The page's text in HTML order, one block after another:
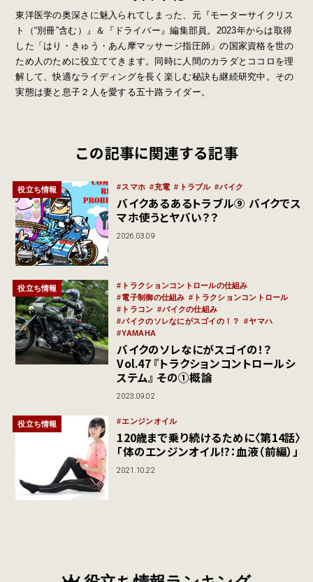
東洋医学の奥深さに魅入られてしまった、元『モーターサイクリス
ト（“別冊”含む）』＆『ドライバー』編集部員。2023年からは取得
した「はり・きゅう・あん摩マッサージ指圧師」の国家資格を世の
ため人のために役立ててきます。同時に人間のカラダとココロを理
解して、快適なライディングを長く楽しむ秘訣も継続研究中。その
実態は妻と息子２人を愛する五十路ライダー。
この記事に関連する記事
役立ち情報 スマホ 充電 トラブル バイク
バイクあるあるトラブル⑨ バイクでス
マホ使うとヤバい？？
2026.03.09
役立ち情報
トラクションコントロールの仕組み
電子制御の仕組み
トラクションコントロール
トラコン
バイクの仕組み
バイクのソレなにがスゴイの！？
ヤマハ
YAMAHA
バイクのソレなにがスゴイの！？
Vol.47 『トラクションコントロールシ
ステム』 その①概論
2023.09.02
役立ち情報 エンジンオイル
120歳まで乗り続けるために〈第14話〉
「体のエンジンオイル!?：血液（前編）」
2021.10.22